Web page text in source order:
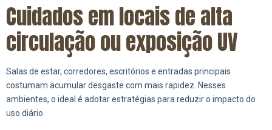
Cuidados em locais de alta
circulação ou exposição UV
Salas de estar, corredores, escritórios e entradas principais
costumam acumular desgaste com mais rapidez. Nesses
ambientes, o ideal é adotar estratégias para reduzir o impacto do
uso diário.